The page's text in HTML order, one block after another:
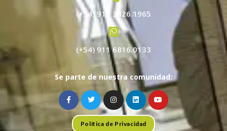
(+54) 911 3826.1965
(+54) 911 6816.0133
Se parte de nuestra comunidad:
Política de Privacidad